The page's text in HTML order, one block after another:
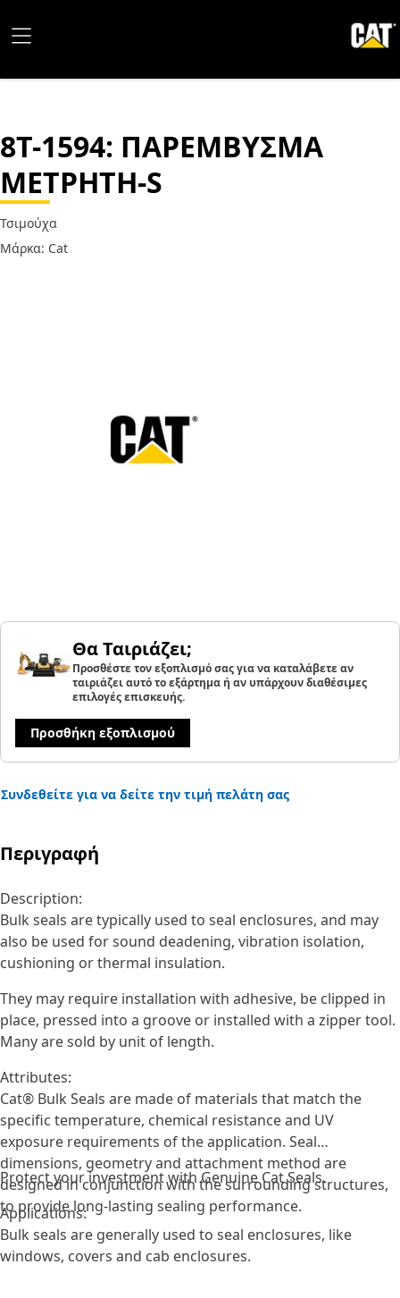
8T-1594: ΠΑΡΕΜΒΥΣΜΑ
ΜΕΤΡΗΤΗ-S
Τσιμούχα
Μάρκα: Cat
Θα Ταιριάζει;
Προσθέστε τον εξοπλισμό σας για να καταλάβετε αν
ταιριάζει αυτό το εξάρτημα ή αν υπάρχουν διαθέσιμες
επιλογές επισκευής.
Προσθήκη εξοπλισμού
Συνδεθείτε για να δείτε την τιμή πελάτη σας
Περιγραφή
Description:
Bulk seals are typically used to seal enclosures, and may
also be used for sound deadening, vibration isolation,
cushioning or thermal insulation.
They may require installation with adhesive, be clipped in
place, pressed into a groove or installed with a zipper tool.
Many are sold by unit of length.
Attributes:
Cat® Bulk Seals are made of materials that match the
specific temperature, chemical resistance and UV
exposure requirements of the application. Seal
dimensions, geometry and attachment method are
designed in conjunction with the surrounding structures,
to provide long-lasting sealing performance.
Protect your investment with Genuine Cat Seals.
Applications:
Bulk seals are generally used to seal enclosures, like
windows, covers and cab enclosures.